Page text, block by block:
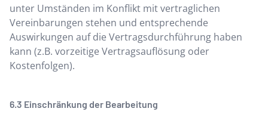
unter Umständen im Konflikt mit vertraglichen
Vereinbarungen stehen und entsprechende
Auswirkungen auf die Vertragsdurchführung haben
kann (z.B. vorzeitige Vertragsauflösung oder
Kostenfolgen).
Einschränkung der Bearbeitung